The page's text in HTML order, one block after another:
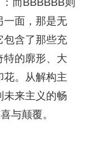
一面，那是无
包含了那些充
特的廓形、大
花。从解构主
未来主义的畅
与颠覆。